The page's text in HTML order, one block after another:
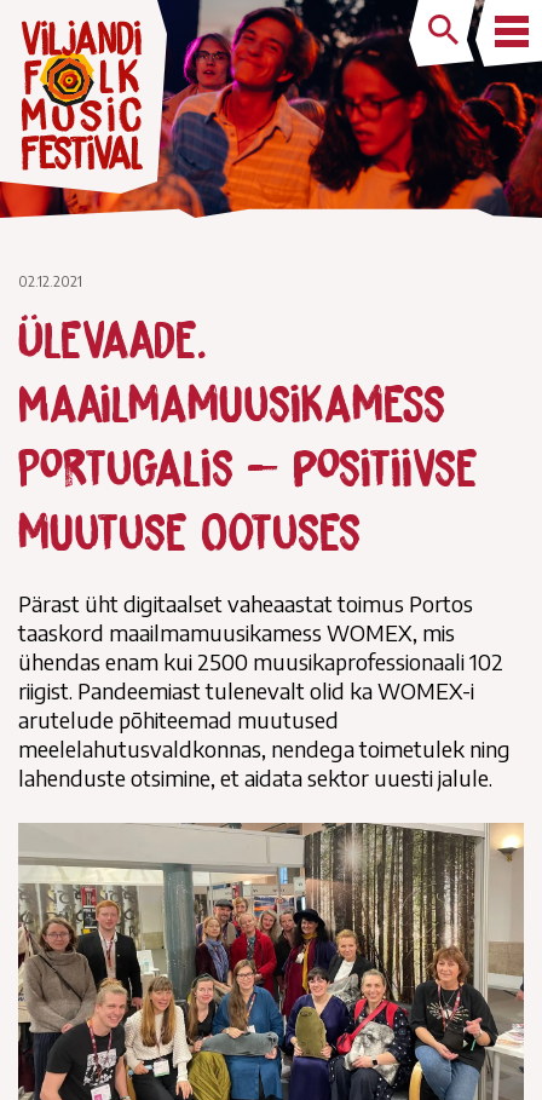
02.12.2021
Ülevaade.
Maailmamuusikamess
Portugalis – positiivse
muutuse ootuses
Pärast üht digitaalset vaheaastat toimus Portos
taaskord maailmamuusikamess WOMEX, mis
ühendas enam kui 2500 muusikaprofessionaali 102
riigist. Pandeemiast tulenevalt olid ka WOMEX-i
arutelude põhiteemad muutused
meelelahutusvaldkonnas, nendega toimetulek ning
lahenduste otsimine, et aidata sektor uuesti jalule.